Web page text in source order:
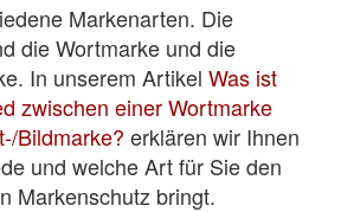
Markenarten. Die
die Wortmarke und die
In unserem Artikel Was ist
zwischen einer Wortmarke
Bildmarke? erklären wir Ihnen
und welche Art für Sie den
Markenschutz bringt.